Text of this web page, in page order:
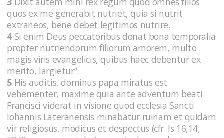
quos ex me generabit nutriet, quia si nutrit
extraneos, bene debet legitimos nutrire.
4Si enim Deus peccatoribus donat bona temporalia
propter nutriendorum filiorum amorem, multo
magis viris evangelicis, quibus haec debentur ex
merito, largietur”.
5 His auditis, dominus papa miratus est
vehementer, maxime quia ante adventum beati
Francisci viderat in visione quod ecclesia Sancti
Iohannis Lateranensis minabatur ruinam et quidam
vir religiosus, modicus et despectus (cfr. Is 16,14;